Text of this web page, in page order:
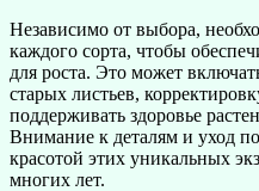
Независимо от выбора,
каждого сорта, чтобы
для роста. Это может
старых листьев,
поддерживать здоровье
Внимание к деталям и уход
красотой этих уникальных
многих лет.